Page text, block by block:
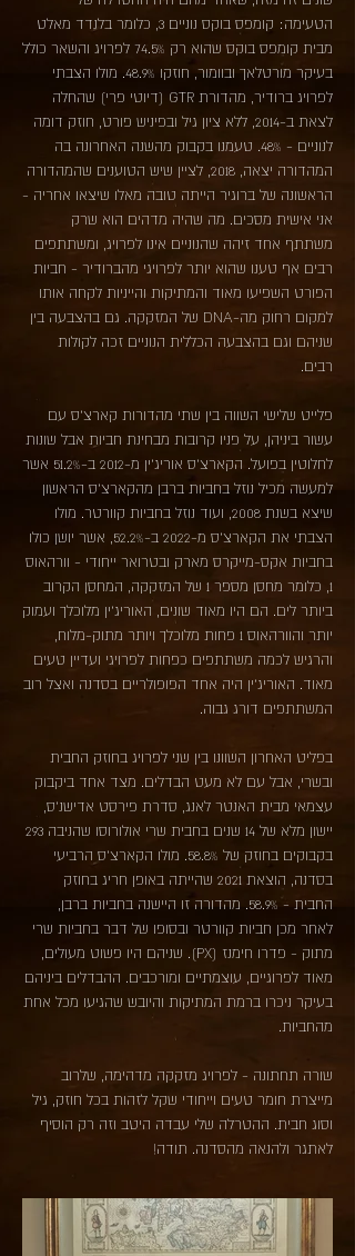
הטעימה: קומפס בוקס נוניים 3, כלומר בלנדד מאלט
מבית קומפס בוקס שהוא רק 74.5% לפרויג והשאר כולל
בעיקר מורטלאך ובוומור, חוזקו 48.9%. מולו הצבתי
לפרויג ברודיר, מהדורת GTR (דיוטי פרי) שהחלה
לצאת ב-2014, ללא ציון גיל ובפיניש פורט, חוזק דומה
לנוניים - 48%. טעמנו בקבוק מהשנה האחרונה בה
המהדורה יצאה, 2018, לציין שיש הטוענים שהמהדורה
הראשונה של ברוגיר הייתה טובה מאלו שיצאו אחריה -
אני אישית מסכים. מה שהיה מדהים הוא שרק
משתתף אחד זיהה שהנוניים אינו לפרויג, ומשתתפים
רבים אף טענו שהוא יותר לפרויגי מהברודיר - חביות
הפורט השפיעו מאוד והמתיקות והייניות לקחה אותו
למקום רחוק מה-DNA של המזקקה. גם בהצבעה בין
שניהם וגם בהצבעה הכללית הנוניים זכה לקולות
רבים.
פלייט שלישי השווה בין שתי מהדורות קארצ'ס עם
עשור ביניהן, על פניו קרובות מבחינת חביות אבל שונות
לחלוטין בפועל. הקארצ'ס אוריג'ין מ-2012 ב-51.2% אשר
למעשה מכיל נוזל בחביות ברבן מהקארצ'ס הראשון
שיצא בשנת 2008, ועוד נוזל בחביות קוורטר. מולו
הצבתי את הקארצ'ס מ-2022 ב-52.2%, אשר יושן כולו
בחביות אקס-מייקרס מארק ובטרואר ייחודי - וורהאוס
1, כלומר מחסן מספר 1 של המזקקה, המחסן הקרוב
ביותר לים. הם היו מאוד שונים, האוריג'ין מלוכלך ועמוק
יותר והוורהאוס 1 פחות מלוכלך ויותר מתוק-מלוח,
והרגיש לכמה משתתפים כפחות לפרויגי ועדיין טעים
מאוד. האוריג'ין היה אחד הפופולריים בסדנה ואצל רוב
המשתתפים דורג גבוה.
בפליט האחרון השוונו בין שני לפרויג בחוזק החבית
ובשרי, אבל עם לא מעט הבדלים. מצד אחד ביקבוק
עצמאי מבית האנטר לאנג, סדרת פירסט אדישנ'ס,
יישון מלא של 14 שנים בחבית שרי אולורוסו שהניבה 293
בקבוקים בחוזק של 58.8%. מולו הקארצ'ס הרביעי
בסדנה, הוצאת 2021 שהייתה באופן חריג בחוזק
החבית - 58.9%. מהדורה זו היישנה בחביות ברבן,
לאחר מכן חביות קוורטר ובסופו של דבר בחביות שרי
מתוק - פדרו חימנז (PX). שניהם היו פשוט מעולים,
מאוד לפרוגיים, עוצמתיים ומורכבים. ההבדלים ביניהם
בעיקר ניכרו ברמת המתיקות והיובש שהגיעו מכל אחת
מהחביות.
שורה תחתונה - לפרויג מזקקה מדהימה, שלרוב
מייצרת חומר טעים וייחודי שקל לזהות בכל חוזק, גיל
וסוג חבית. ההטרלה שלי עבדה היטב וזה רק הוסיף
לאתגר ולהנאה מהסדנה. תודה!